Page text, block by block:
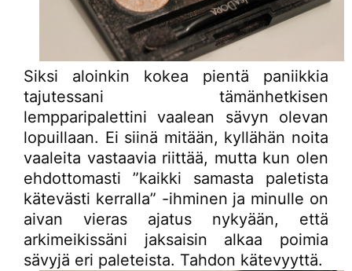
Siksi aloinkin kokea pientä paniikkia
tajutessani tämänhetkisen
lempparipalettini vaalean sävyn olevan
lopuillaan. Ei siinä mitään, kyllähän noita
vaaleita vastaavia riittää, mutta kun olen
ehdottomasti ”kaikki samasta paletista
kätevästi kerralla” -ihminen ja minulle on
aivan vieras ajatus nykyään, että
arkimeikissäni jaksaisin alkaa poimia
sävyjä eri paleteista. Tahdon kätevyyttä.